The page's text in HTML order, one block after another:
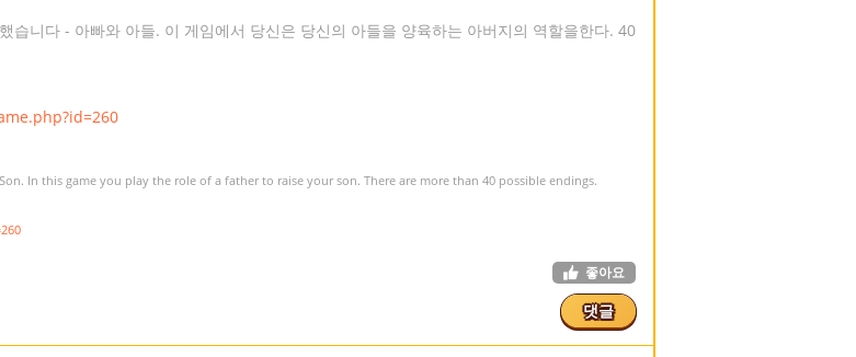
습니다 - 아빠와 아들. 이 게임에서 당신은 당신의 아들을 양육하는 아버지의 역할을한다. 40
In this game you play the role of a father to raise your son. There are more than 40 possible endings.
좋아요
댓글